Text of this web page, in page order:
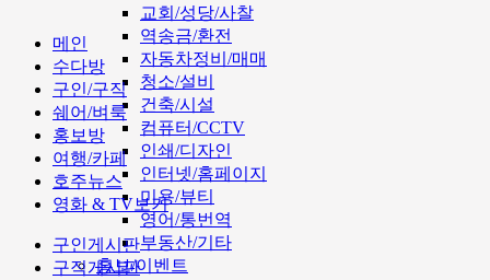
교회/성당/사찰
역송금/환전
자동차정비/매매
청소/설비
건축/시설
컴퓨터/CCTV
인쇄/디자인
인터넷/홈페이지
미용/뷰티
영어/통번역
부동산/기타
홍보/이벤트
메인
수다방
구인/구직
쉐어/벼룩
홍보방
여행/카페
호주뉴스
영화 & TV보기
구인게시판
구직게시판